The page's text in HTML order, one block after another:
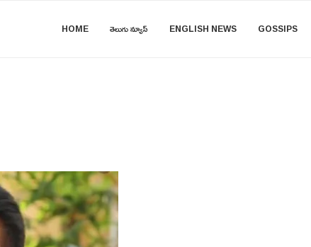
HOME తెలుగు న్యూస్ ENGLISH NEWS GOSSIPS